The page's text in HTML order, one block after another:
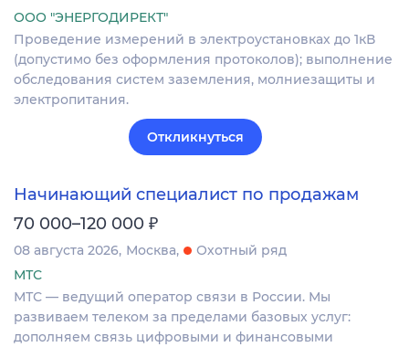
ООО "ЭНЕРГОДИРЕКТ"
Проведение измерений в электроустановках до 1кВ
(допустимо без оформления протоколов); выполнение
обследования систем заземления, молниезащиты и
электропитания.
Откликнуться
Начинающий специалист по продажам
70 000–120 000 ₽
08 августа 2026 Москва
Охотный ряд
МТС
МТС — ведущий оператор связи в России. Мы
развиваем телеком за пределами базовых услуг:
дополняем связь цифровыми и финансовыми